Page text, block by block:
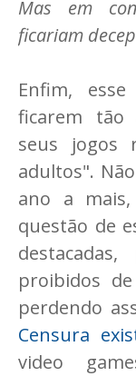
Mas em
ficariam
Enfim,
ficarem tão
seus jogos
adultos".
ano a
questão de
proibidos
perdendo
Censura
video